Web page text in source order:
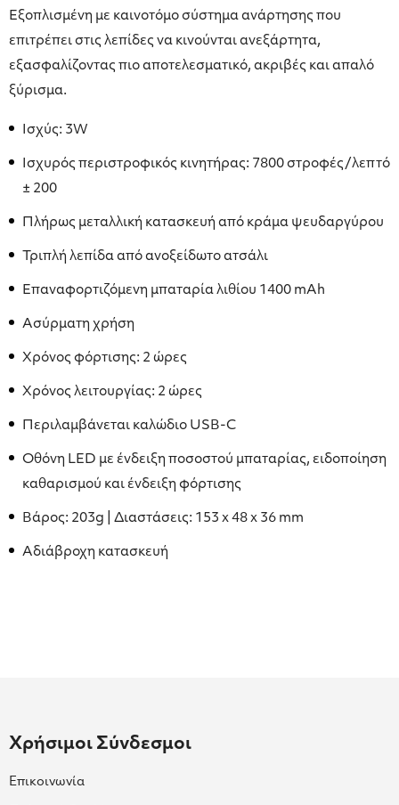
Εξοπλισμένη με καινοτόμο σύστημα ανάρτησης που
επιτρέπει στις λεπίδες να κινούνται ανεξάρτητα,
εξασφαλίζοντας πιο αποτελεσματικό, ακριβές και απαλό
ξύρισμα.
Ισχύς: 3W
Ισχυρός περιστροφικός κινητήρας: 7800 στροφές/λεπτό
± 200
Πλήρως μεταλλική κατασκευή από κράμα ψευδαργύρου
Τριπλή λεπίδα από ανοξείδωτο ατσάλι
Επαναφορτιζόμενη μπαταρία λιθίου 1400 mAh
Ασύρματη χρήση
Χρόνος φόρτισης: 2 ώρες
Χρόνος λειτουργίας: 2 ώρες
Περιλαμβάνεται καλώδιο USB-C
Οθόνη LED με ένδειξη ποσοστού μπαταρίας, ειδοποίηση
καθαρισμού και ένδειξη φόρτισης
Βάρος: 203g | Διαστάσεις: 153 x 48 x 36 mm
Αδιάβροχη κατασκευή
Χρήσιμοι Σύνδεσμοι
Επικοινωνία